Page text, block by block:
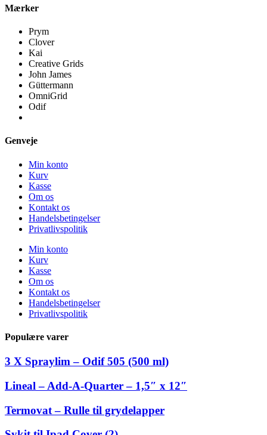
Mærker
Prym
Clover
Kai
Creative Grids
John James
Güttermann
OmniGrid
Odif
Genveje
Min konto
Kurv
Kasse
Om os
Kontakt os
Handelsbetingelser
Privatlivspolitik
Min konto
Kurv
Kasse
Om os
Kontakt os
Handelsbetingelser
Privatlivspolitik
Populære varer
3 X Spraylim – Odif 505 (500 ml)
Lineal – Add-A-Quarter – 1,5″ x 12″
Termovat – Rulle til grydelapper